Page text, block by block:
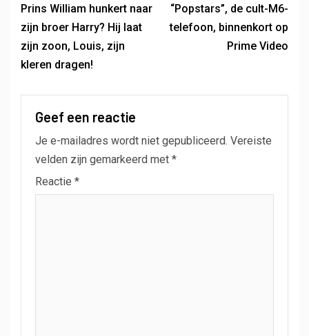
Prins William hunkert naar
zijn broer Harry? Hij laat
zijn zoon, Louis, zijn
kleren dragen!
“Popstars”, de cult-M6-
telefoon, binnenkort op
Prime Video
Geef een reactie
Je e-mailadres wordt niet gepubliceerd. Vereiste
velden zijn gemarkeerd met *
Reactie *